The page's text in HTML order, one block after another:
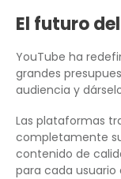
El futuro
YouTube ha
grandes
audiencia y
Las plataformas
completamente
contenido de
para cada